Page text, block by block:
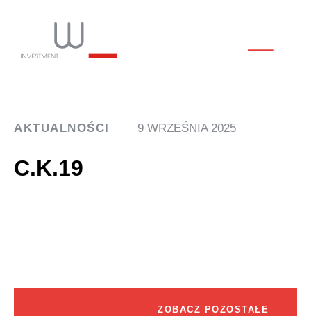
AKTUALNOŚCI 9 WRZEŚNIA 2025
C.K.19
ZOBACZ POZOSTAŁE